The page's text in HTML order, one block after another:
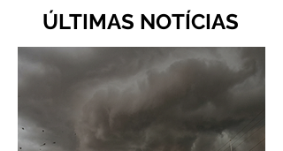
ÚLTIMAS NOTÍCIAS